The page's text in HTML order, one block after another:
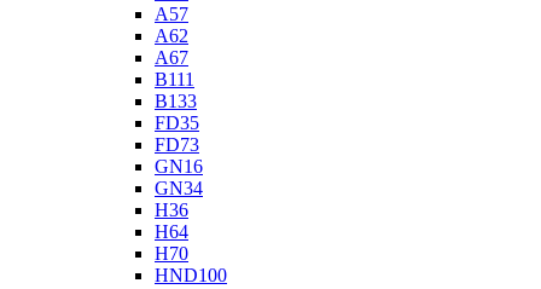
A57
A62
A67
B111
B133
FD35
FD73
GN16
GN34
H36
H64
H70
HND100